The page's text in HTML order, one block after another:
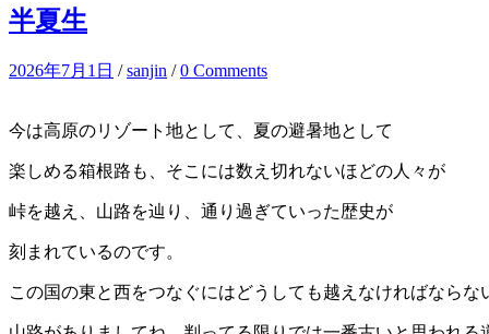
半夏生
2026年7月1日 /sanjin /0 Comments
今は高原のリゾート地として、夏の避暑地として
楽しめる箱根路も、そこには数え切れないほどの人々が
峠を越え、山路を辿り、通り過ぎていった歴史が
刻まれているのです。
この国の東と西をつなぐにはどうしても越えなければならな